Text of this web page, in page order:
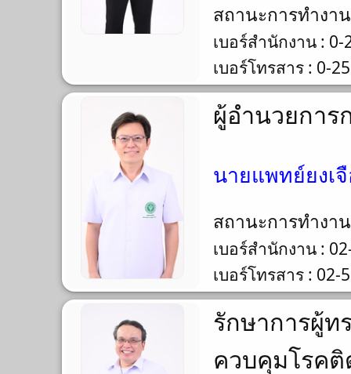
สถานะการทำงา
เบอร์สำนักงาน : 0-
เบอร์โทรสาร : 0-
ผู้อำนวยการ
นายแพทย์ยงเ
สถานะการทำงา
เบอร์สำนักงาน :
เบอร์โทรสาร : 02-
รักษาการผู้
ควบคุมโรคติ